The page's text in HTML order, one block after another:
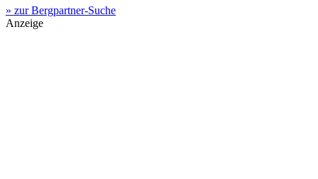
» zur Bergpartner-Suche
Anzeige